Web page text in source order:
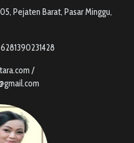
Pejaten Barat, Pasar Minggu,
/